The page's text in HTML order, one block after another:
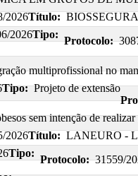
2026Título:
2026Tipo:
Protocolo:
multiprofissional no
Tipo: Projeto de extensão
sem intenção de
2026Título: LANEURO -
Tipo:
Protocolo: 31559/